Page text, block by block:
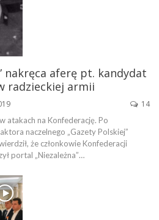
nakręca aferę pt. kandydat
radzieckiej armii
14
atakach na Konfederację. Po
naczelnego „Gazety Polskiej”
że członkowie Konfederacji
portal „Niezależna”…